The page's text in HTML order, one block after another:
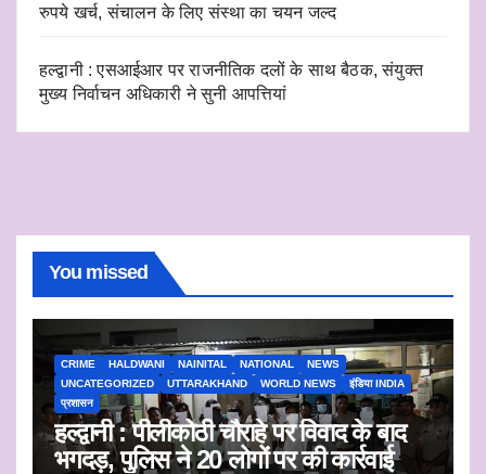
रुपये खर्च, संचालन के लिए संस्था का चयन जल्द
हल्द्वानी : एसआईआर पर राजनीतिक दलों के साथ बैठक, संयुक्त
मुख्य निर्वाचन अधिकारी ने सुनी आपत्तियां
You missed
CRIME HALDWANI NAINITAL NATIONAL
NEWS
UNCATEGORIZED
UTTARAKHAND WORLD NEWS
इंडिया INDIA
प्रशासन
हल्द्वानी : पीलीकोठी चौराहे पर विवाद के बाद
भगदड़, पुलिस ने 20 लोगों पर की कार्रवाई